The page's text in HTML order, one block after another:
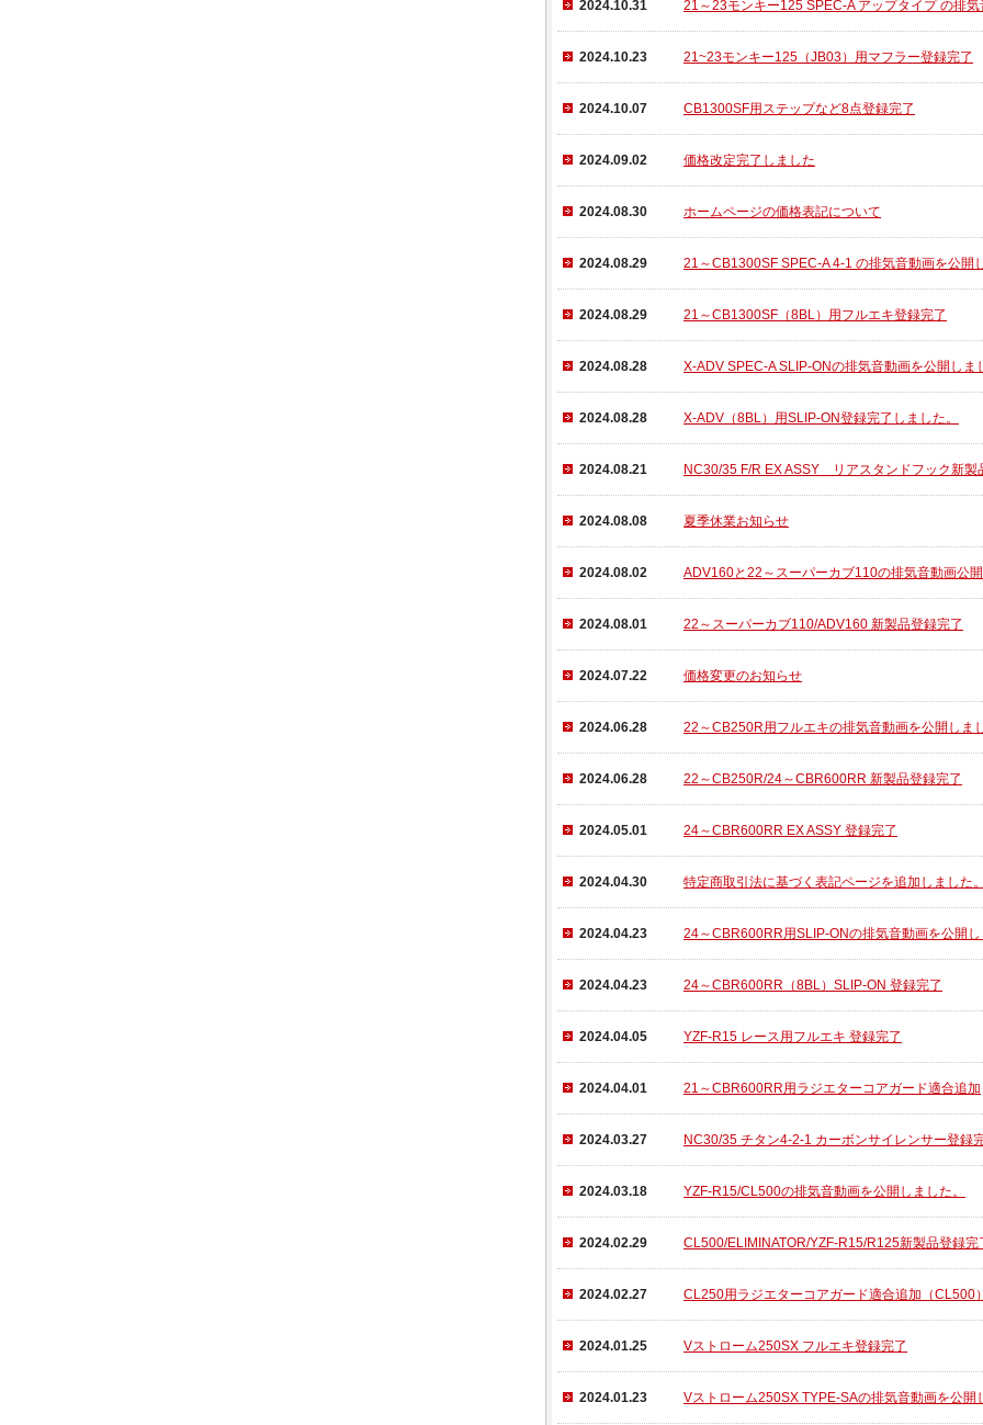
2024.10.31 21～23モンキー125 SPEC-A アップタイプ の排気
2024.10.23 21~23モンキー125（JB03）用マフラー登録完了
2024.10.07 CB1300SF用ステップなど8点登録完了
2024.09.02 価格改定完了しました
2024.08.30 ホームページの価格表記について
2024.08.29 21～CB1300SF SPEC-A 4-1 の排気音動画を公開
2024.08.29 21～CB1300SF（8BL）用フルエキ登録完了
2024.08.28 X-ADV SPEC-A SLIP-ONの排気音動画を公開しま
2024.08.28 X-ADV（8BL）用SLIP-ON登録完了しました。
2024.08.21 NC30/35 F/R EX ASSY リアスタンドフック新製
2024.08.08 夏季休業お知らせ
2024.08.02 ADV160と22～スーパーカブ110の排気音動画公開
2024.08.01 22～スーパーカブ110/ADV160 新製品登録完了
2024.07.22 価格変更のお知らせ
2024.06.28 22～CB250R用フルエキの排気音動画を公開しま
2024.06.28 22～CB250R/24～CBR600RR 新製品登録完了
2024.05.01 24～CBR600RR EX ASSY 登録完了
2024.04.30 特定商取引法に基づく表記ページを追加しました。
2024.04.23 24～CBR600RR用SLIP-ONの排気音動画を公開し
2024.04.23 24～CBR600RR（8BL）SLIP-ON 登録完了
2024.04.05 YZF-R15 レース用フルエキ 登録完了
2024.04.01 21～CBR600RR用ラジエターコアガード適合追加
2024.03.27 NC30/35 チタン4-2-1 カーボンサイレンサー登録
2024.03.18 YZF-R15/CL500の排気音動画を公開しました。
2024.02.29 CL500/ELIMINATOR/YZF-R15/R125新製品登録完
2024.02.27 CL250用ラジエターコアガード適合追加（CL500）
2024.01.25 Vストローム250SX フルエキ登録完了
2024.01.23 Vストローム250SX TYPE-SAの排気音動画を公開